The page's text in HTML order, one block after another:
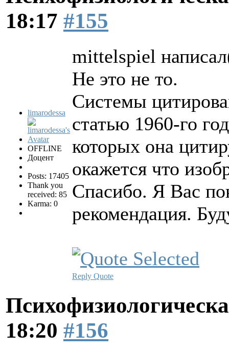
18:17 #155
limarodessa
OFFLINE
Доцент
Posts: 17405
Thank you
received: 85
Karma: 0
mittelspiel
Не это не то.
Системы
статью 1960-го
которых она
окажется что
Спасибо. Я Вас
рекомендация.
Reply Quote
18:20 #156